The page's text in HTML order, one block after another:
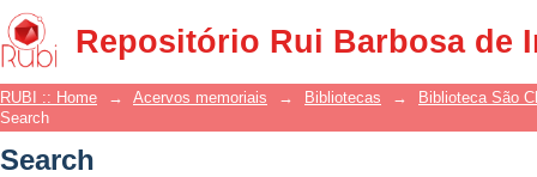
Repositório Rui Barbosa de
Search
RUBI :: Home → Acervos memoriais → Bibliotecas →
Biblioteca São
Search
Search